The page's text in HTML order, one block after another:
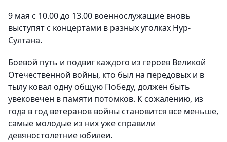
9 мая с 10.00 до 13.00 военнослужащие вновь
выступят с концертами в разных уголках Нур-
Султана.
Боевой путь и подвиг каждого из героев Великой
Отечественной войны, кто был на передовых и в
тылу ковал одну общую Победу, должен быть
увековечен в памяти потомков. К сожалению, из
года в год ветеранов войны становится все меньше,
самые молодые из них уже справили
девяностолетние юбилеи.